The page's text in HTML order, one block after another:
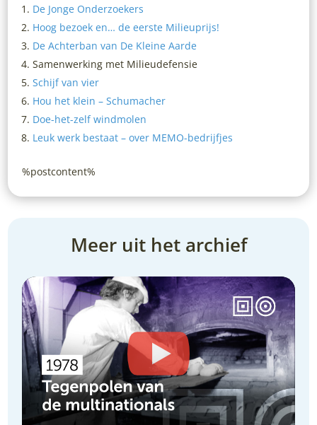
De Jonge Onderzoekers
Hoog bezoek en… de eerste Milieuprijs!
De Achterban van De Kleine Aarde
Samenwerking met Milieudefensie
Schijf van vier
Hou het klein – Schumacher
Doe-het-zelf windmolen
Leuk werk bestaat – over MEMO-bedrijfjes
%postcontent%
Meer uit het archief